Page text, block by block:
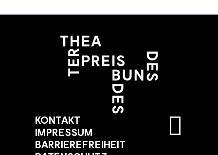
KONTAKT
IMPRESSUM
BARRIEREFREIHEIT